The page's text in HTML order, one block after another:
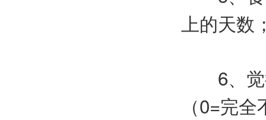
上的天数
6、觉
（0=完